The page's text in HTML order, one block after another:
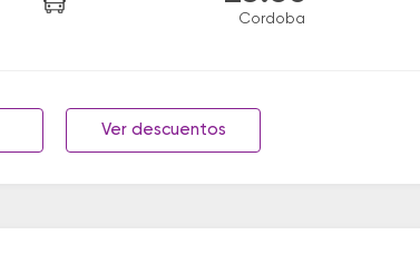
Cordoba
Ver descuentos